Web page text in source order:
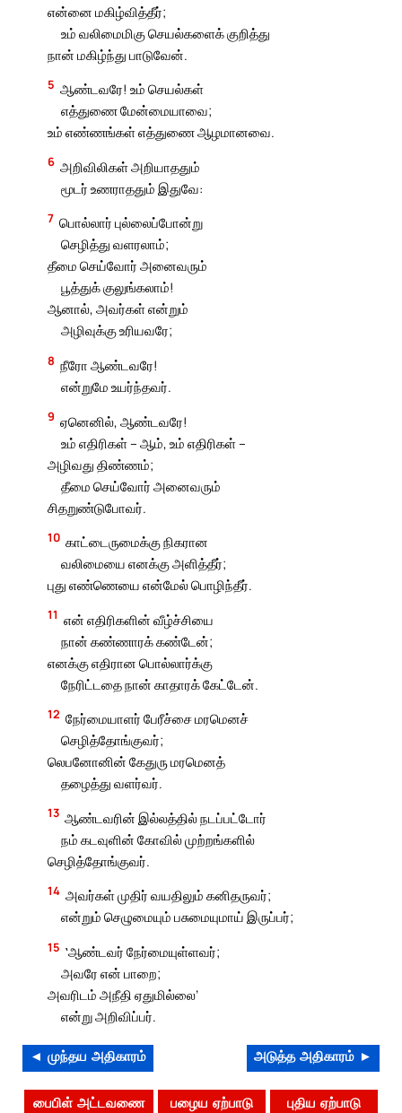
என்னை மகிழ்வித்தீர்;
உம் வலிமைமிகு செயல்களைக் குறித்து
நான் மகிழ்ந்து பாடுவேன்.
5 ஆண்டவரே! உம் செயல்கள்
எத்துணை மேன்மையாவை;
உம் எண்ணங்கள் எத்துணை ஆழமானவை.
6 அறிவிலிகள் அறியாததும்
மூடர் உணராததும் இதுவே:
7 பொல்லார் புல்லைப்போன்று
செழித்து வளரலாம்;
தீமை செய்வோர் அனைவரும்
பூத்துக் குலுங்கலாம்!
ஆனால், அவர்கள் என்றும்
அழிவுக்கு உரியவரே;
8 நீரோ ஆண்டவரே!
என்றுமே உயர்ந்தவர்.
9 ஏனெனில், ஆண்டவரே!
உம் எதிரிகள் – ஆம், உம் எதிரிகள் –
அழிவது திண்ணம்;
தீமை செய்வோர் அனைவரும்
சிதறுண்டுபோவர்.
10 காட்டைருமைக்கு நிகரான
வலிமையை எனக்கு அளித்தீர்;
புது எண்ணெயை என்மேல் பொழிந்தீர்.
11 என் எதிரிகளின் வீழ்ச்சியை
நான் கண்ணாரக் கண்டேன்;
எனக்கு எதிரான பொல்லார்க்கு
நேரிட்டதை நான் காதாரக் கேட்டேன்.
12 நேர்மையாளர் பேரீச்சை மரமெனச்
செழித்தோங்குவர்;
லெபனோனின் கேதுரு மரமெனத்
தழைத்து வளர்வர்.
13 ஆண்டவரின் இல்லத்தில் நடப்பட்டோர்
நம் கடவுளின் கோவில் முற்றங்களில்
செழித்தோங்குவர்.
14 அவர்கள் முதிர் வயதிலும் கனிதருவர்;
என்றும் செழுமையும் பசுமையுமாய் இருப்பர்;
15 ‛ஆண்டவர் நேர்மையுள்ளவர்;
அவரே என் பாறை;
அவரிடம் அநீதி ஏதுமில்லை’
என்று அறிவிப்பர்.
◄ முந்தய அதிகாரம் அடுத்த அதிகாரம் ►
பைபிள் அட்டவணை பழைய ஏற்பாடு புதிய ஏற்பாடு